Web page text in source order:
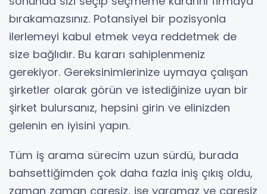
bırakamazsınız. Potansiyel bir pozisyonla
ilerlemeyi kabul etmek veya reddetmek de
size bağlıdır. Bu kararı sahiplenmeniz
gerekiyor. Gereksinimlerinize uymaya çalışan
şirketler olarak görün ve istediğinize uyan bir
şirket bulursanız, hepsini girin ve elinizden
gelenin en iyisini yapın.
Tüm iş arama sürecim uzun sürdü, burada
bahsettiğimden çok daha fazla iniş çıkış oldu,
zaman zaman çaresiz, işe yaramaz ve çaresiz